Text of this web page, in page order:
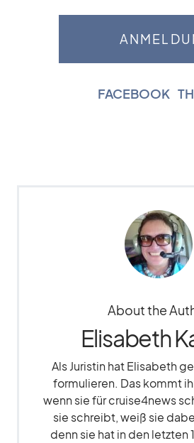
FACEBOOK
About the
Elisabeth
Als Juristin hat Elisabeth
formulieren. Das kommt
wenn sie für cruise4news
sie schreibt, weiß sie
denn sie hat in den letzten